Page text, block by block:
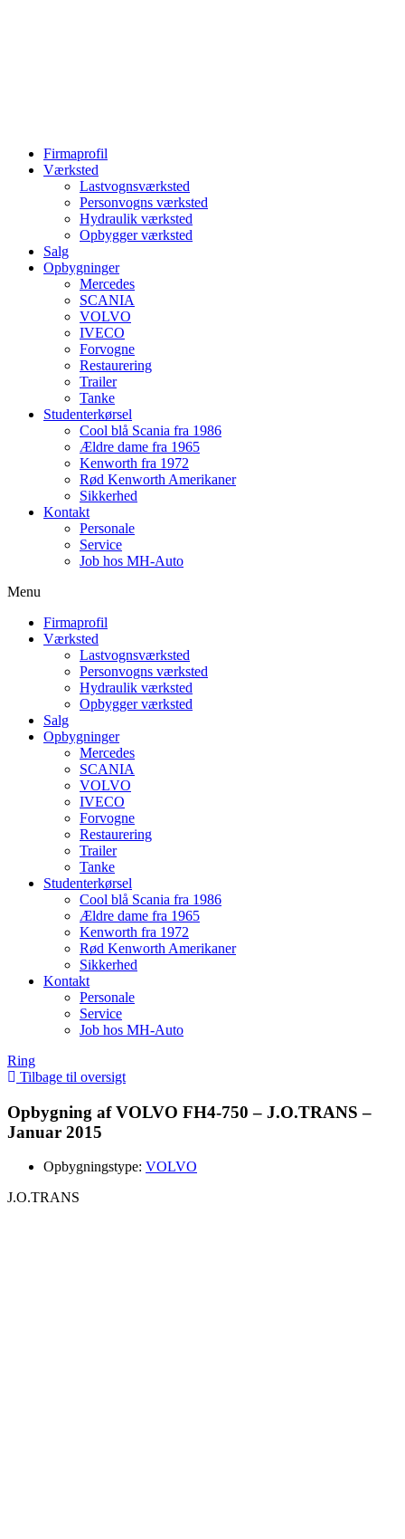
Firmaprofil
Værksted
Lastvognsværksted
Personvogns værksted
Hydraulik værksted
Opbygger værksted
Salg
Opbygninger
Mercedes
SCANIA
VOLVO
IVECO
Forvogne
Restaurering
Trailer
Tanke
Studenterkørsel
Cool blå Scania fra 1986
Ældre dame fra 1965
Kenworth fra 1972
Rød Kenworth Amerikaner
Sikkerhed
Kontakt
Personale
Service
Job hos MH-Auto
Menu
Firmaprofil
Værksted
Lastvognsværksted
Personvogns værksted
Hydraulik værksted
Opbygger værksted
Salg
Opbygninger
Mercedes
SCANIA
VOLVO
IVECO
Forvogne
Restaurering
Trailer
Tanke
Studenterkørsel
Cool blå Scania fra 1986
Ældre dame fra 1965
Kenworth fra 1972
Rød Kenworth Amerikaner
Sikkerhed
Kontakt
Personale
Service
Job hos MH-Auto
Ring
Tilbage til oversigt
Opbygning af VOLVO FH4-750 – J.O.TRANS –
Januar 2015
Opbygningstype: VOLVO
J.O.TRANS